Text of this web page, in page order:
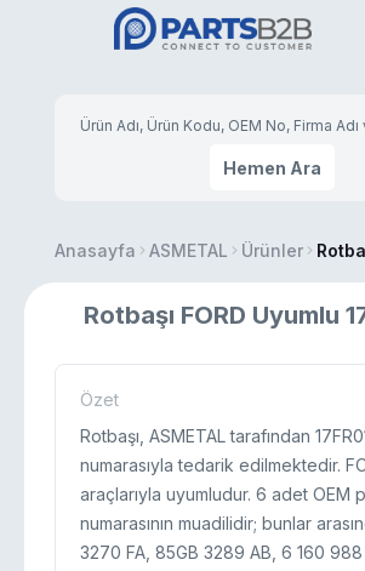
Hemen Ara
Anasayfa ASMETAL Ürünler
Rotbaşı FORD Uyumlu
Özet
Rotbaşı, ASMETAL tarafından
numarasıyla tedarik edilmektedir.
araçlarıyla uyumludur. 6 adet OEM
numarasının muadilidir; bunlar
3270 FA, 85GB 3289 AB, 6 160 988